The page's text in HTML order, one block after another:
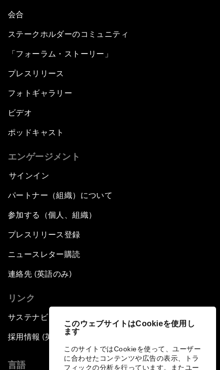
このウェブサイトはCookieを使用し
ます
このサイトではCookieを使って、ユーザー
に合わせたコンテンツや広告の表示、トラ
フィックの分析を行っています。またユー
会合
ステークホルダーのコミュニティ
「フォーラム・ストーリー」
プレスリリース
フォトギャラリー
ビデオ
ポッドキャスト
エンゲージメント
サインイン
パートナー（組織）について
参加する（個人、組織）
プレスリリース登録
ニュースレター購読
連絡先 (英語のみ)
リンク
サステナビリティへの取り組み
採用情報 (英語のみ)
言語